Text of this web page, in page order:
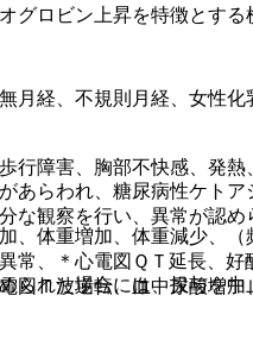
経、不規則月経、女性化
障害、胸部不快感、発
体重増加、体重減少、
、＊心電図ＱＴ延長、
Ｔ波逆転、血中尿酸増
ロビン上昇を特徴とする
らわれ、糖尿病性ケト
観察を行い、異常が認
れた場合には、投与を